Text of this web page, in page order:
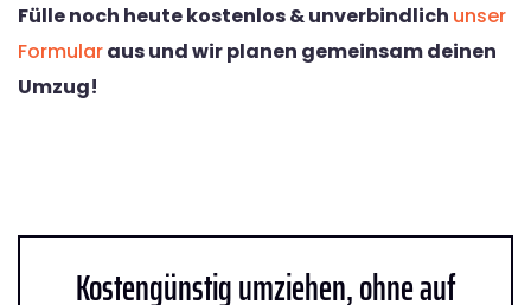
Fülle noch heute kostenlos & unverbindlich unser
Formularaus und wir planen gemeinsam deinen
Umzug!
Kostengünstig umziehen, ohne auf